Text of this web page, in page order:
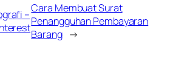
–Cara Membuat Surat
Penangguhan Pembayaran
Barang →